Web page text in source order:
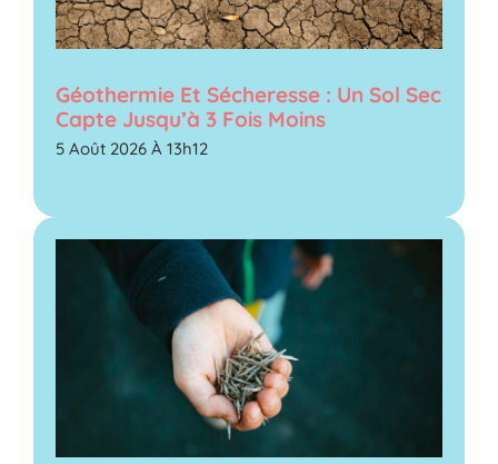
Géothermie Et Sécheresse : Un Sol Sec
Capte Jusqu’à 3 Fois Moins
5 Août 2026 À 13h12